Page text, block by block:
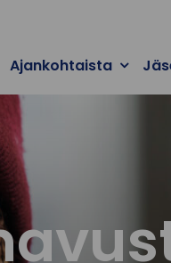
Ajankohtaista